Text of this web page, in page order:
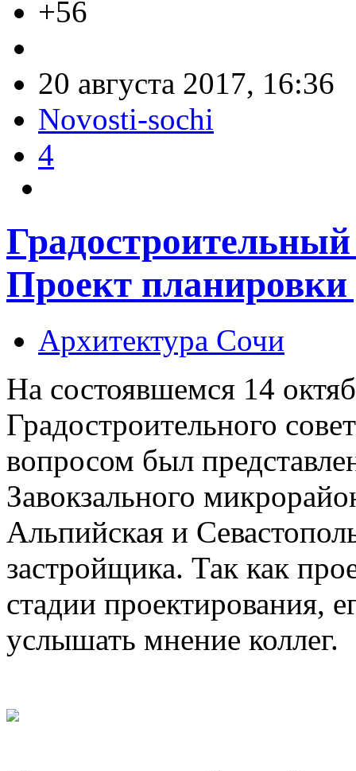
+56
20 августа 2017, 16:36
Novosti-sochi
4
Проект
Архитектура Сочи
На состоявшемся 14
Градостроительного
вопросом был
Завокзального
Альпийская и
застройщика. Так как
стадии проектирования,
услышать мнение коллег.